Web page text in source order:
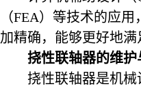
（FEA）等技术的应
加精确，能够更好地满
挠性联轴器的维护
挠性联轴器是机